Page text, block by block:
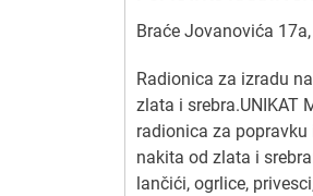
Braće Jovanovića
Radionica za izradu
zlata i srebra.UNIKAT
radionica za popravku
nakita od zlata i
lančići, ogrlice,